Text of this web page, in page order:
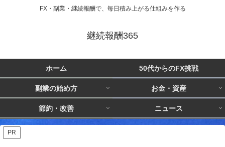
FX・副業・継続報酬で、毎日積み上がる仕組みを作る
継続報酬365
ホーム 50代からのFX挑戦
副業の始め方 お金・資産
節約・改善 ニュース
PR